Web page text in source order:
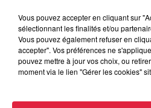
Bonjour, Nous sommes une
de Cernay et de la Région du
troisième édition de notre grande
Cernay le samedi 28 juillet à 18
alsaciens, danses folkloriques...
Vous pouvez accepter en cliquant sur
sélectionnant les finalités et/ou
Vous pouvez également refuser en
accepter". Vos préférences ne
pouvez mettre à jour vos choix, ou
moment via le lien "Gérer les cookies"